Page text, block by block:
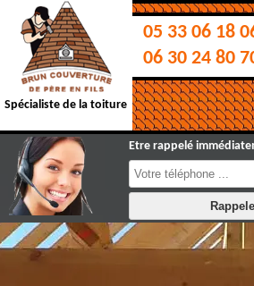
Spécialiste de la toiture
05 33 06 18
06 30 24 80
Etre rappelé